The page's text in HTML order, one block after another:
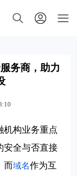
务商，助力
机构业务重点
安全与否直接
而域名作为互